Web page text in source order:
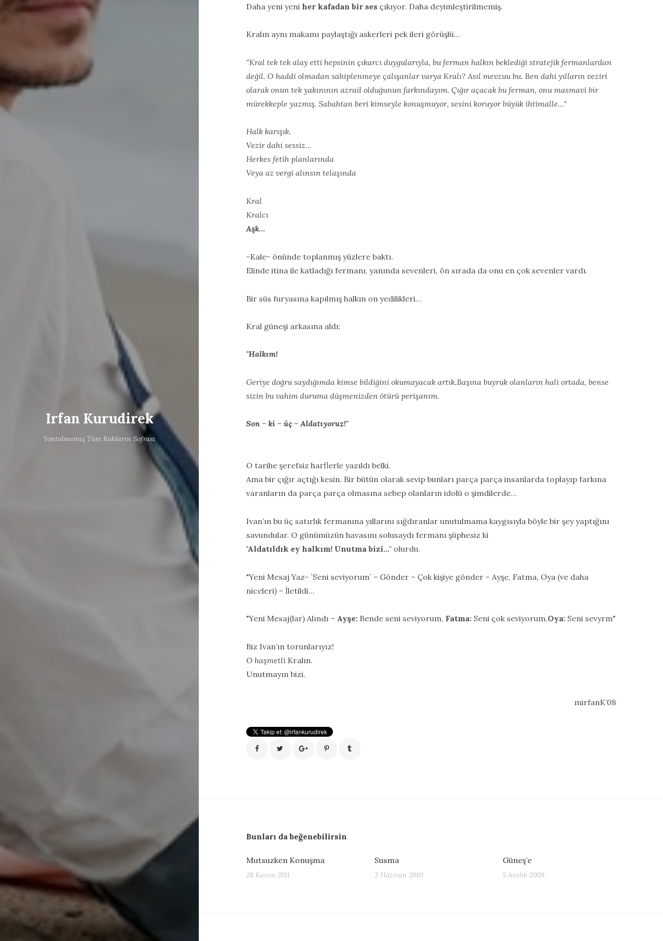
Irfan Kurudirek
Yontulmamış Tüm Ruhların Sofrası
Daha yeni yeni her kafadan bir sesçıkıyor. Daha deyimleştirilmemiş.
Kralın aynı makamı paylaştığı askerleri pek ileri görüşlü…
"Kral tek tek alay etti hepsinin çıkarcı duygularıyla, bu ferman halkın beklediği stratejik fermanlardan
değil. O haddi olmadan sahiplenmeye çalışanlar varya Kralı? Asıl mevzuu bu. Ben dahi yılların veziri
olarak onun tek yakınının azrail olduğunun farkındayım. Çığır açacak bu ferman, onu masmavi bir
mürekkeple yazmış. Sabahtan beri kimseyle konuşmuyor, sesini koruyor büyük ihtimalle…"
Halk karışık.
Vezir dahi sessiz…
Herkes fetih planlarında
Veya az vergi alınsın telaşında
Kral
Kralcı
Aşk…
-Kale- önünde toplanmış yüzlere baktı.
Elinde itina ile katladığı fermanı, yanında sevenleri, ön sırada da onu en çok sevenler vardı.
Bir süs furyasına kapılmış halkın on yedilikleri…
Kral güneşi arkasına aldı:
"Halkım!
Geriye doğru saydığımda kimse bildiğini okumayacak artık.Başına buyruk olanların hali ortada, bense
sizin bu vahim duruma düşmenizden ötürü perişanım.
Son – ki – üç – Aldatıyoruz!"
O tarihe şerefsiz harflerle yazıldı belki.
Ama bir çığır açtığı kesin. Bir bütün olarak sevip bunları parça parça insanlarda toplayıp farkına
varanların da parça parça olmasına sebep olanların idolü o şimdilerde…
Ivan’ın bu üç satırlık fermanına yıllarını sığdıranlar unutulmama kaygısıyla böyle bir şey yaptığını
savundular. O günümüzün havasını solusaydı fermanı şüphesiz ki
"Aldatıldık ey halkım! Unutma bizi…" olurdu.
"Yeni Mesaj Yaz- `Seni seviyorum` – Gönder – Çok kişiye gönder – Ayşe, Fatma, Oya (ve daha
niceleri) – İletildi…
"Yeni Mesaj(lar) Alındı – Ayşe:Bende seni seviyorum, Fatma:Seni çok seviyorum,Oya:Seni sevyrm"
Biz Ivan’ın torunlarıyız!
O haşmetliKralın.
Unutmayın bizi.
mirfanK’08
Bunları da beğenebilirsin
Mutsuzken Konuşma
28 Kasım 2011
Susma
3 Haziran 2010
Güneş’e
5 Aralık 2009